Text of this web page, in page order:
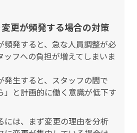
更が頻発する場合の対策
頻発すると、急な人員調整が必
ッフへの負担が増えてしまいま
発生すると、スタッフの間で
」と計画的に働く意識が低下す
には、まず変更の理由を分析